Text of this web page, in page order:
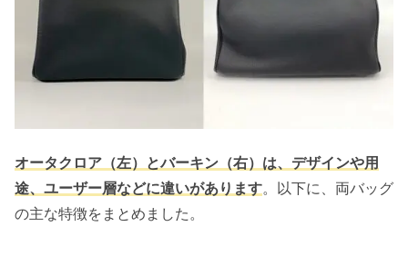
オータクロア（左）とバーキン（右）は、デザインや用
途、ユーザー層などに違いがあります。以下に、両バッグ
の主な特徴をまとめました。